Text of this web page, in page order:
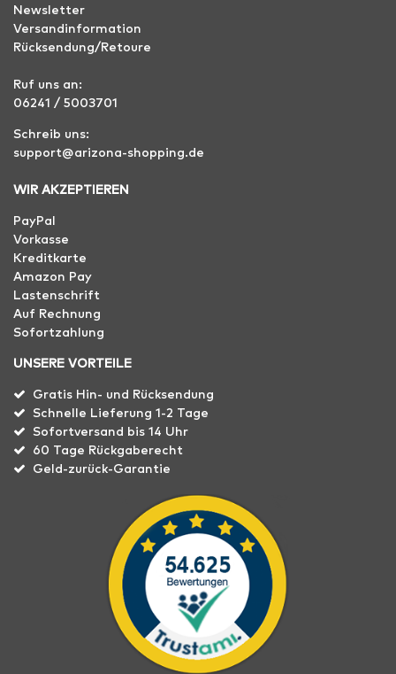
Newsletter
Versandinformation
Rücksendung/Retoure
Ruf uns an:
06241 / 5003701
Schreib uns:
support@arizona-shopping.de
WIR AKZEPTIEREN
PayPal
Vorkasse
Kreditkarte
Amazon Pay
Lastenschrift
Auf Rechnung
Sofortzahlung
UNSERE VORTEILE
Gratis Hin- und Rücksendung
Schnelle Lieferung 1-2 Tage
Sofortversand bis 14 Uhr
60 Tage Rückgaberecht
Geld-zurück-Garantie